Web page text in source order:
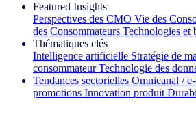
Featured Insights
Perspectives des CMO Vie des
des Consommateurs Technologies et
Thématiques clés
Intelligence artificielle Stratégie de
consommateur Technologie des
Tendances sectorielles Omnicanal /
promotions Innovation produit